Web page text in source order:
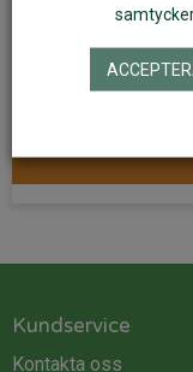
139kr
Kundservice
Kontakta oss